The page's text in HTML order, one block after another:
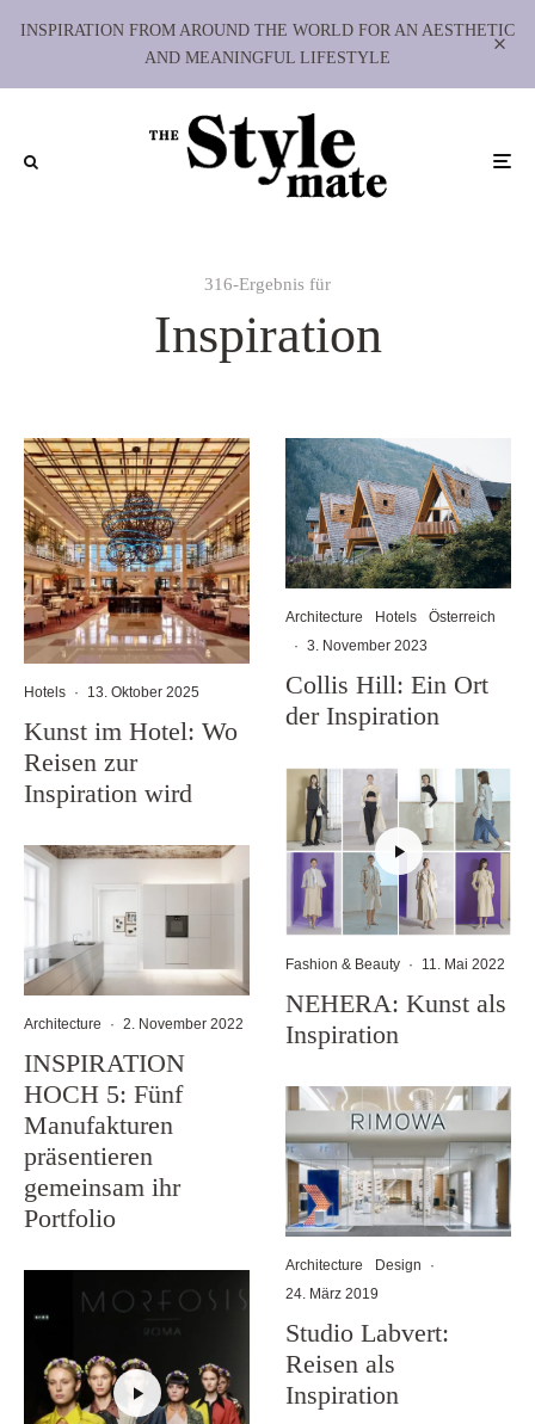
INSPIRATION FROM AROUND THE WORLD FOR AN AESTHETIC
AND MEANINGFUL LIFESTYLE
316-Ergebnis für
Inspiration
Hotels · 13. Oktober 2025
Kunst im Hotel: Wo
Reisen zur
Inspiration wird
Architecture · 2. November 2022
INSPIRATION
HOCH 5: Fünf
Manufakturen
präsentieren
gemeinsam ihr
Portfolio
Architecture Hotels
Österreich
· 3. November 2023
Collis Hill: Ein Ort
der Inspiration
Fashion & Beauty · 11. Mai 2022
NEHERA: Kunst als
Inspiration
Architecture Design
·
24. März 2019
Studio Labvert:
Reisen als
Inspiration